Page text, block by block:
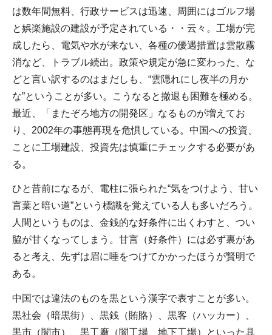
は数年間無料、行政サービスは迅速、周囲にはゴルフ場
と娯楽施設の建設が予定されている・・云々。工場が完
成したら、電気や水が来ない、各種の優遇措置は雲散霧
消など、トラブル続出。政策や規定が急に変わった、な
どと言い訳するのはまだしも、“雲隠れにし夜半の月か
な”ということが多い。こうなると撤退も困難を極める。
最近、「またぞろ地方の開発区」なるものが増えてお
り、2002年の事態再現を危惧している。中国への投資、
ことに工場建設、投資先は慎重にチェックする必要があ
る。
ひと昔前になるが、電柱に張られた“気をつけよう、甘い
言葉と暗い道”という標識を覚えている人も多いだろう。
人間というものは、金銭的な好条件に出くわすと、つい
脇が甘くなってしまう。甘言（好条件）には必ず裏があ
ると考え、先ずは眉に唾をつけてかかったほうが賢明で
ある。
中国では違法のものを黒という漢字で表すことが多い。
黒社会（暗黒街）、黒銭（賄賂）、黒客（ハッカー）、
黒市（闇市）、黒工廠（闇工場、地下工場）といった具